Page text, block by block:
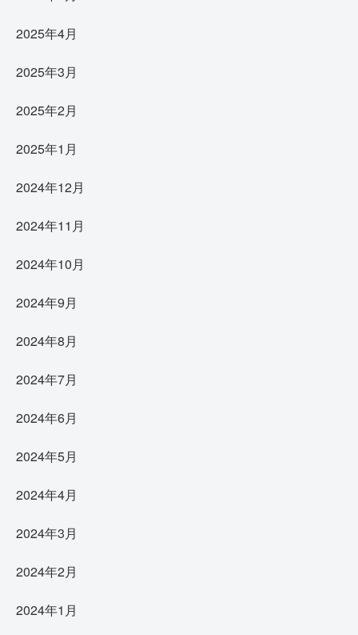
2025年4月
2025年3月
2025年2月
2025年1月
2024年12月
2024年11月
2024年10月
2024年9月
2024年8月
2024年7月
2024年6月
2024年5月
2024年4月
2024年3月
2024年2月
2024年1月